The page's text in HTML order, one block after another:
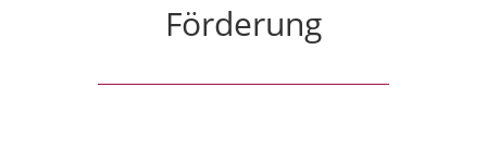
Förderung